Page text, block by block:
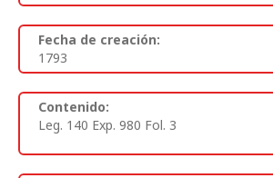
Fecha de creación:
1793
Contenido:
Leg. 140 Exp. 980 Fol. 3